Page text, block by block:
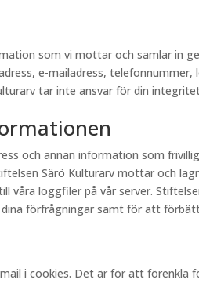
som vi mottar och samlar in
e-mailadress, telefonnummer,
tar inte ansvar för din
och annan information som
Särö Kulturarv mottar och
våra loggfiler på vår server.
förfrågningar samt för att
i cookies. Det är för att förenkla